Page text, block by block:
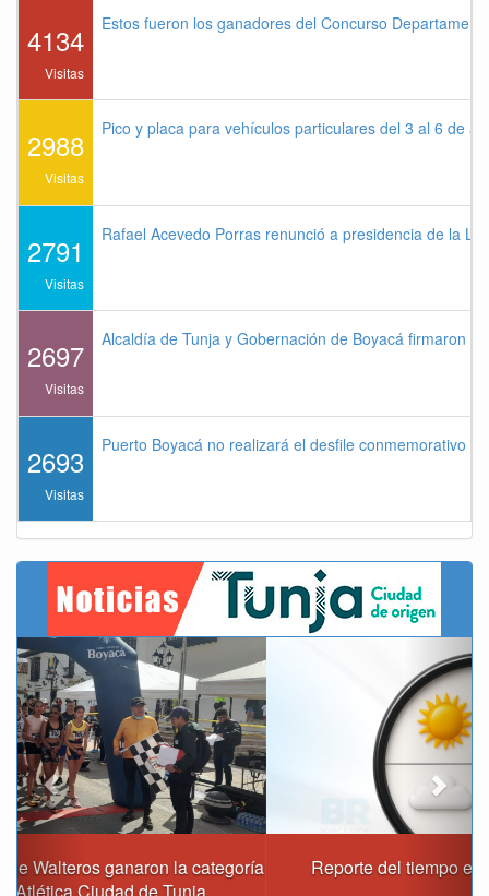
4134
Visitas
Estos fueron los ganadores del Concurso
2988
Visitas
Pico y placa para vehículos particulares del 3 al 6 de
2791
Visitas
Rafael Acevedo Porras renunció a presidencia de la
2697
Visitas
Alcaldía de Tunja y Gobernación de Boyacá firmaron
2693
Visitas
Puerto Boyacá no realizará el desfile conmemorativo
Reporte del tiempo en Boyacá para el domingo
Previous Next